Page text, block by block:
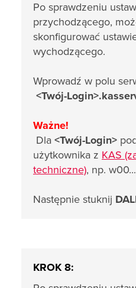
Po sprawdzeniu
przychodzącego,
skonfigurować
wychodzącego.
Wprowadź w polu
<Twój-
Ważne!
Dla <Twój-Login>
użytkownika z KAS
techniczne), np.
Następnie stuknij
KROK 8: